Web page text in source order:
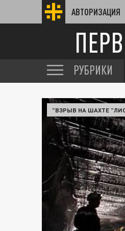
АВТОРИЗАЦИЯ
РУБРИКИ
"ВЗРЫВ НА ШАХТЕ